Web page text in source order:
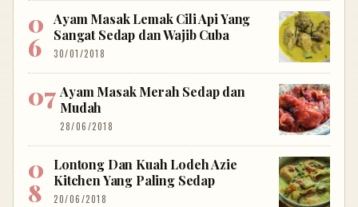
Ayam Masak Lemak Cili Api Yang
Sangat Sedap dan Wajib Cuba
30/01/2018
Ayam Masak Merah Sedap dan
Mudah
28/06/2018
Lontong Dan Kuah Lodeh Azie
Kitchen Yang Paling Sedap
20/06/2018